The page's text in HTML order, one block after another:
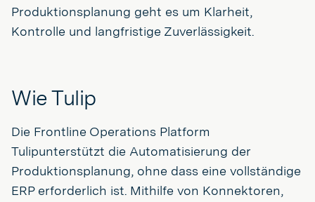
Produktionsplanung geht es um Klarheit,
Kontrolle und langfristige Zuverlässigkeit.
Wie Tulip
Die Frontline Operations Platform
Tulipunterstützt die Automatisierung der
Produktionsplanung, ohne dass eine vollständige
ERP erforderlich ist. Mithilfe von Konnektoren,